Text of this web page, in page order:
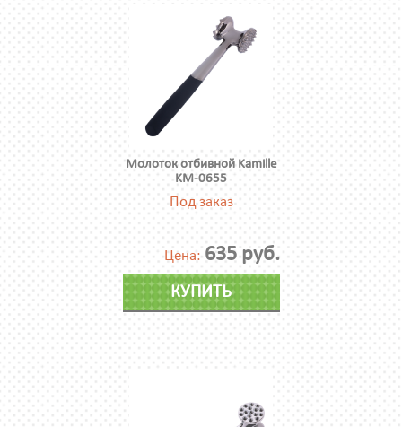
Молоток отбивной Kamille
KM-0655
Под заказ
Цена: 635 руб.
КУПИТЬ